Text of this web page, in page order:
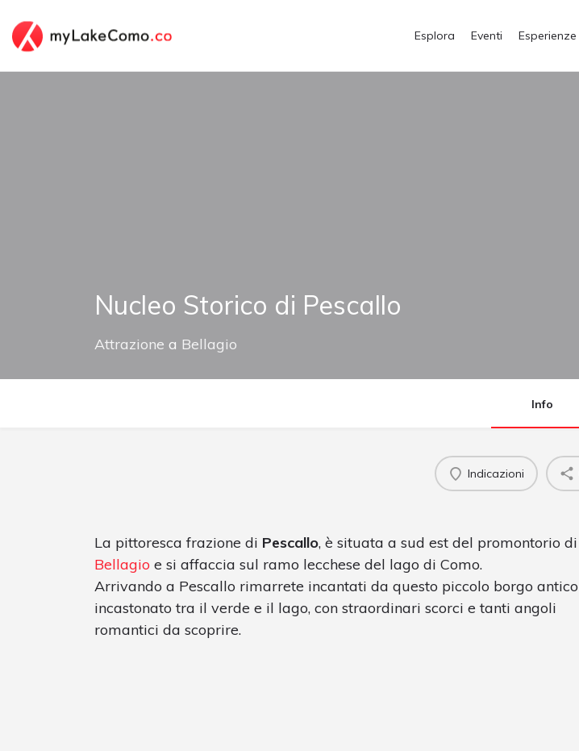
Esplora Eventi Esperienze
Nucleo Storico di Pescallo
Attrazione a Bellagio
Info
Indicazioni
La pittoresca frazione di Pescallo, è situata a sud est del promontorio di
Bellagio e si affaccia sul ramo lecchese del lago di Como.
Arrivando a Pescallo rimarrete incantati da questo piccolo borgo antico
incastonato tra il verde e il lago, con straordinari scorci e tanti angoli
romantici da scoprire.